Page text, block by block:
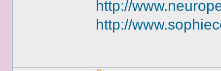
http://
http://